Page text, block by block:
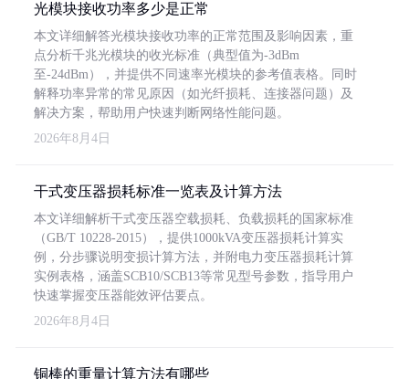
光模块接收功率多少是正常
本文详细解答光模块接收功率的正常范围及影响因素，重
点分析千兆光模块的收光标准（典型值为-3dBm
至-24dBm），并提供不同速率光模块的参考值表格。同时
解释功率异常的常见原因（如光纤损耗、连接器问题）及
解决方案，帮助用户快速判断网络性能问题。
2026年8月4日
干式变压器损耗标准一览表及计算方法
本文详细解析干式变压器空载损耗、负载损耗的国家标准
（GB/T 10228-2015），提供1000kVA变压器损耗计算实
例，分步骤说明变损计算方法，并附电力变压器损耗计算
实例表格，涵盖SCB10/SCB13等常见型号参数，指导用户
快速掌握变压器能效评估要点。
2026年8月4日
铜棒的重量计算方法有哪些